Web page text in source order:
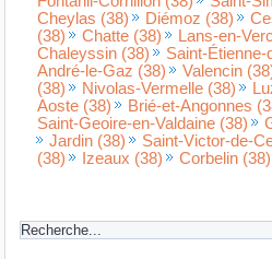
Cheylas (38)
Diémoz (38)
(38)
Chatte (38) Lans-en-
Chaleyssin (38)
Saint-
André-le-Gaz (38)
Valencin
(38)
Nivolas-Vermelle (38)
Aoste (38)
Brié-et-Angonnes
Saint-Geoire-en-Valdaine (38)
Jardin (38)
Saint-Victor-de-
(38)
Izeaux (38) Corbelin (38)